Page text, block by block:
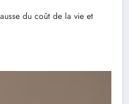
du coût de la vie et